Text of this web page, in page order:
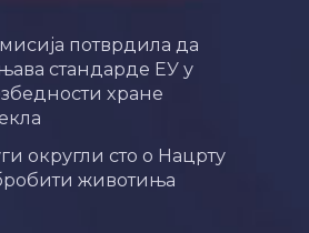
потврдила да
стандарде ЕУ у
хране
округли сто о Нацрту
животиња